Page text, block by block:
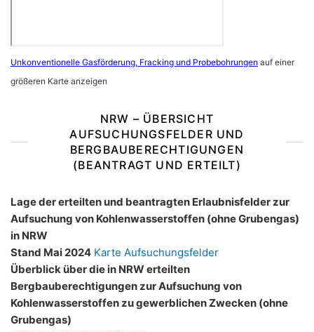
Unkonventionelle Gasförderung, Fracking und Probebohrungen auf einer
größeren Karte anzeigen
NRW – ÜBERSICHT
AUFSUCHUNGSFELDER UND
BERGBAUBERECHTIGUNGEN
(BEANTRAGT UND ERTEILT)
Lage der erteilten und beantragten Erlaubnisfelder zur
Aufsuchung von Kohlenwasserstoffen (ohne Grubengas)
in NRW
Stand Mai 2024 Karte Aufsuchungsfelder
Überblick über die in NRW erteilten
Bergbauberechtigungen zur Aufsuchung von
Kohlenwasserstoffen zu gewerblichen Zwecken (ohne
Grubengas)